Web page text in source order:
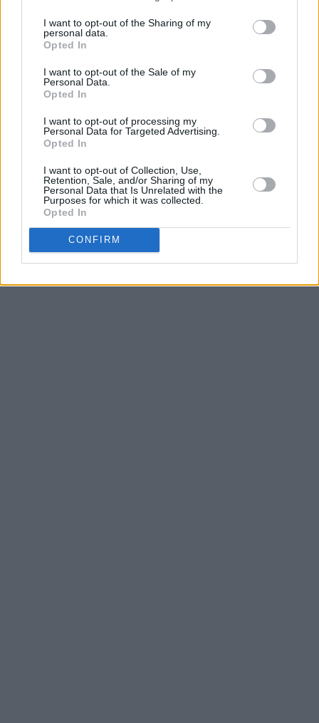
I want to opt-out of the Sharing of my
personal data.
Opted In
I want to opt-out of the Sale of my
Personal Data.
Opted In
I want to opt-out of processing my
Personal Data for Targeted Advertising.
Opted In
I want to opt-out of Collection, Use,
Retention, Sale, and/or Sharing of my
Personal Data that Is Unrelated with the
Purposes for which it was collected.
Opted In
CONFIRM